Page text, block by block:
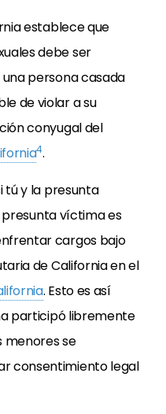
establece que
debe ser
una persona casada
de violar a su
conyugal del
4.
tú y la presunta
víctima es
cargos bajo
de California en el
. Esto es así
participó libremente
menores se
consentimiento legal